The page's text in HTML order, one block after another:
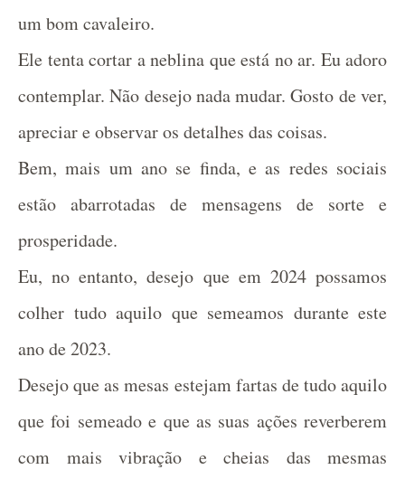
um bom cavaleiro.
Ele tenta cortar a neblina que está no ar. Eu adoro
contemplar. Não desejo nada mudar. Gosto de ver,
apreciar e observar os detalhes das coisas.
Bem, mais um ano se finda, e as redes sociais
estão abarrotadas de mensagens de sorte e
prosperidade.
Eu, no entanto, desejo que em 2024 possamos
colher tudo aquilo que semeamos durante este
ano de 2023.
Desejo que as mesas estejam fartas de tudo aquilo
que foi semeado e que as suas ações reverberem
com mais vibração e cheias das mesmas